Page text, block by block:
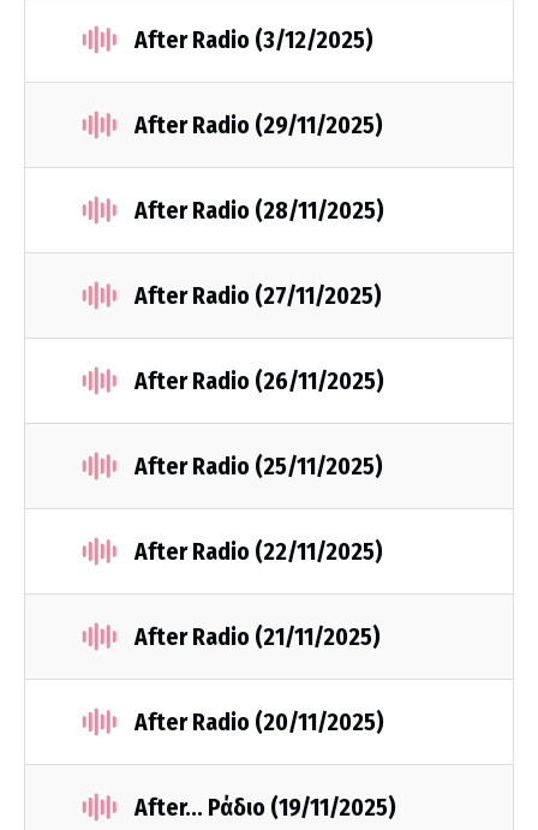
After Radio (3/12/2025)
After Radio (29/11/2025)
After Radio (28/11/2025)
After Radio (27/11/2025)
After Radio (26/11/2025)
After Radio (25/11/2025)
After Radio (22/11/2025)
After Radio (21/11/2025)
After Radio (20/11/2025)
After... Ράδιο (19/11/2025)